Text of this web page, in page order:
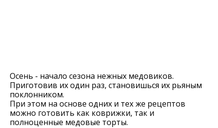
Осень - начало сезона нежных медовиков.
Приготовив их один раз, становишься их рьяным
поклонником.
При этом на основе одних и тех же рецептов
можно готовить как коврижки, так и
полноценные медовые торты.